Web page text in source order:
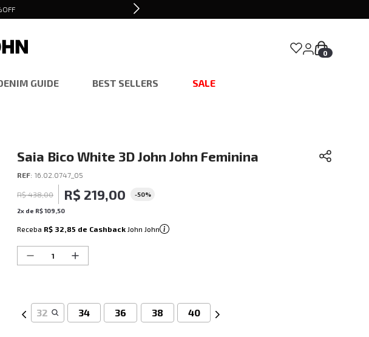
0
GUIDE BEST SELLERS SALE
Saia Bico White 3D John John Feminina
REF: 16.02.0747_05
R$ 438,00 R$ 219,00 -50%
2x de R$109 50
Receba R$ 32,85 de Cashback John John
32 34 36 38 40